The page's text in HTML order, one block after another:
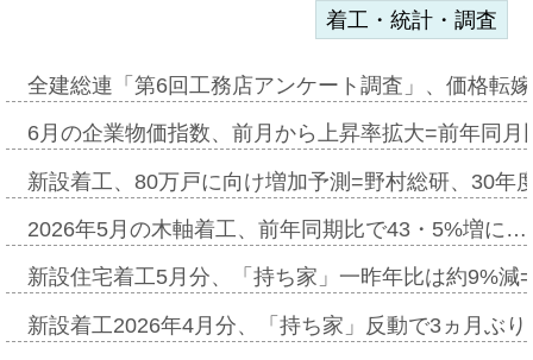
着工・統計・調査
全建総連「第6回工務店アンケート調査」、価格転
6月の企業物価指数、前月から上昇率拡大=前年同
新設着工、80万戸に向け増加予測=野村総研、30年
2026年5月の木軸着工、前年同期比で43・5%増に…
新設住宅着工5月分、「持ち家」一昨年比は約9%
新設着工2026年4月分、「持ち家」反動で3ヵ月ぶ